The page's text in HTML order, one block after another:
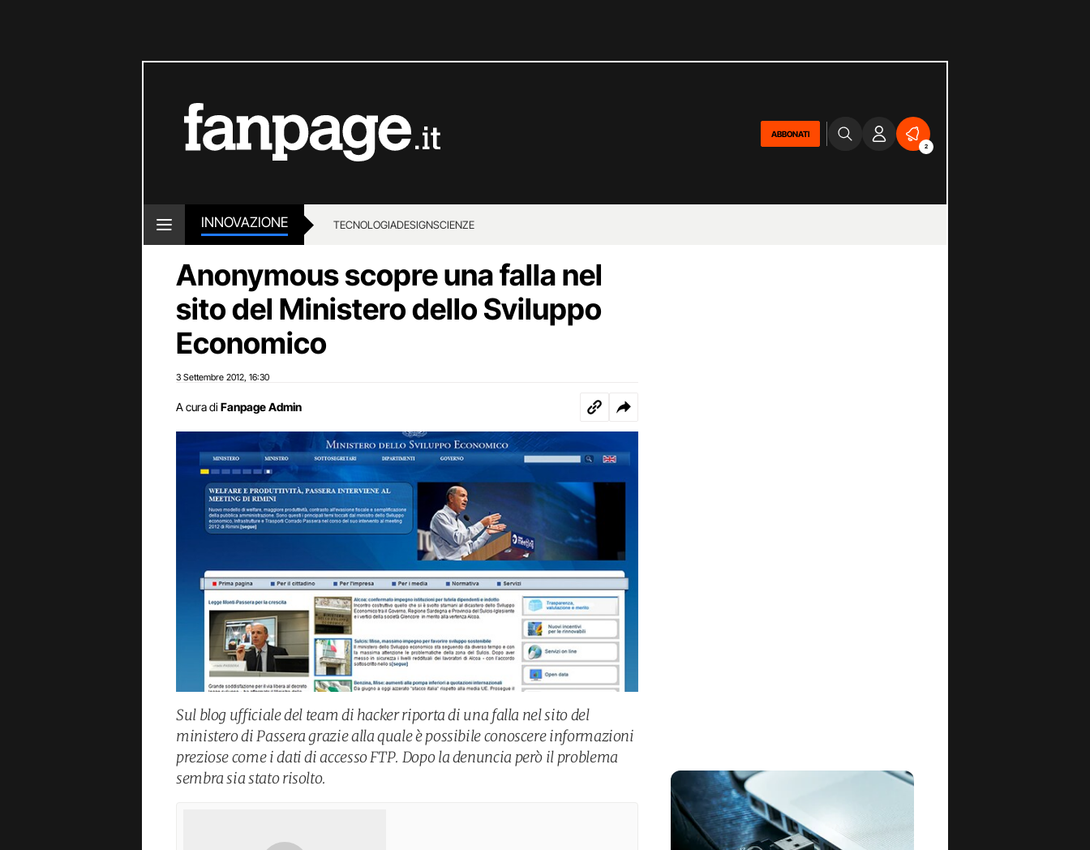
ABBONATI
2
INNOVAZIONE TECNOLOGIADESIGNSCIENZE
Anonymous scopre una falla nel
sito del Ministero dello Sviluppo
Economico
3 Settembre 2012 16:30
A cura di Fanpage Admin
Sul blog ufficiale del team di hacker riporta di una falla nel sito del
ministero di Passera grazie alla quale è possibile conoscere informazioni
preziose come i dati di accesso FTP. Dopo la denuncia però il problema
sembra sia stato risolto.